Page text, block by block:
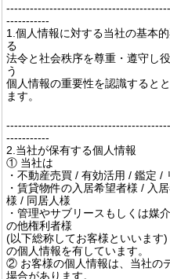
-----------
1.個人情報に対する当社の基本
る
法令と社会秩序を尊重・遵守し
う
個人情報の重要性を認識すると
ます。
-----------
2.当社が保有する個人情報
① 当社は
・不動産売買 / 有効活用 / 鑑定 /
・賃貸物件の入居希望者様 / 入
様 / 同居人様
・管理やサブリースもしくは媒
の他権利者様
(以下総称してお客様といいます)
の個人情報を有しています。
② お客様の個人情報は、当社の
場合があります。